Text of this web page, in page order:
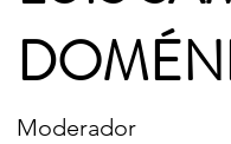
Moderador